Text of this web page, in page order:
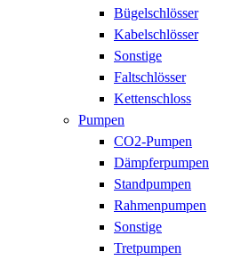
Bügelschlösser
Kabelschlösser
Sonstige
Faltschlösser
Kettenschloss
Pumpen
CO2-Pumpen
Dämpferpumpen
Standpumpen
Rahmenpumpen
Sonstige
Tretpumpen